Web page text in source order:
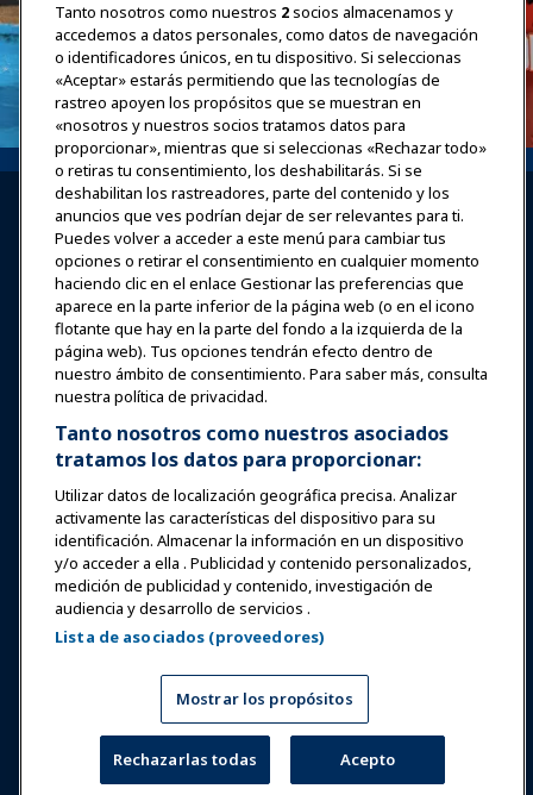
Iniciar sesión Únete ahora
Premios Carreras
Contacto
Expos y Eventos
Noticias y Funworld
Educación
Seguridad y protección
Investigación y Reportes
Tanto nosotros como nuestros 2socios almacenamos y
accedemos a datos personales, como datos de navegación
o identificadores únicos, en tu dispositivo. Si seleccionas
«Aceptar» estarás permitiendo que las tecnologías de
rastreo apoyen los propósitos que se muestran en
«nosotros y nuestros socios tratamos datos para
proporcionar», mientras que si seleccionas «Rechazar todo»
o retiras tu consentimiento, los deshabilitarás. Si se
deshabilitan los rastreadores, parte del contenido y los
anuncios que ves podrían dejar de ser relevantes para ti.
Puedes volver a acceder a este menú para cambiar tus
opciones o retirar el consentimiento en cualquier momento
haciendo clic en el enlace Gestionar las preferencias que
aparece en la parte inferior de la página web (o en el icono
flotante que hay en la parte del fondo a la izquierda de la
página web). Tus opciones tendrán efecto dentro de
nuestro ámbito de consentimiento. Para saber más, consulta
nuestra política de privacidad.
Tanto nosotros como nuestros asociados
tratamos los datos para proporcionar:
Utilizar datos de localización geográfica precisa. Analizar
activamente las características del dispositivo para su
identificación. Almacenar la información en un dispositivo
y/o acceder a ella . Publicidad y contenido personalizados,
medición de publicidad y contenido, investigación de
audiencia y desarrollo de servicios .
Lista de asociados (proveedores)
Mostrar los propósitos
Rechazarlas todas Acepto